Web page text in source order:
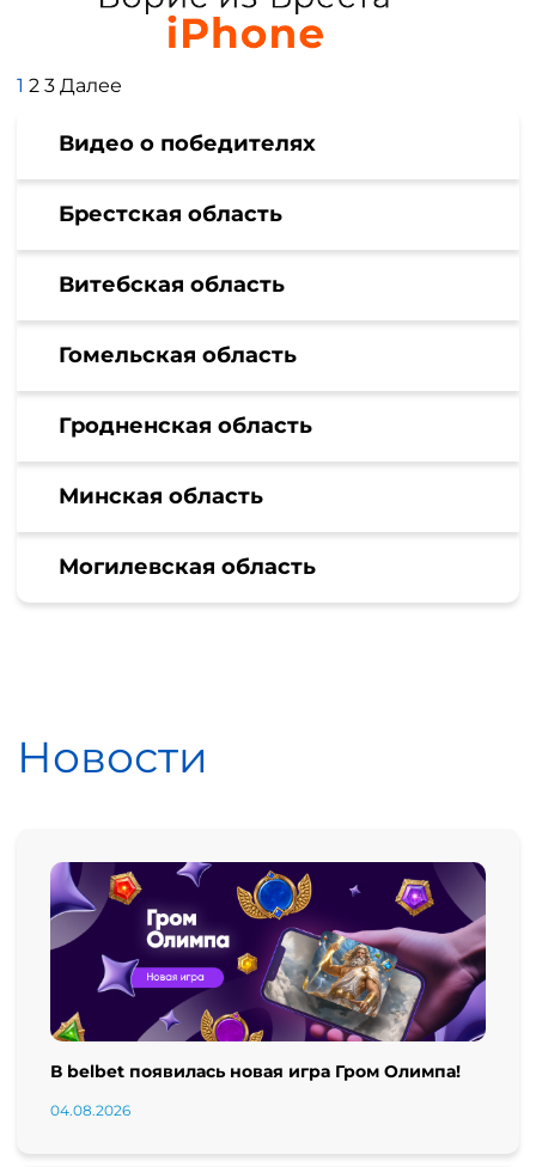
Пагинация
1 2 3 Далее
Видео о победителях
Брестская область
Витебская область
Гомельская область
Гродненская область
Минская область
Могилевская область
Новости
В belbet появилась новая игра Гром Олимпа!
04.08.2026